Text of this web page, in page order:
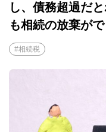
し、債務超過だ
も相続の放棄が
#相続税